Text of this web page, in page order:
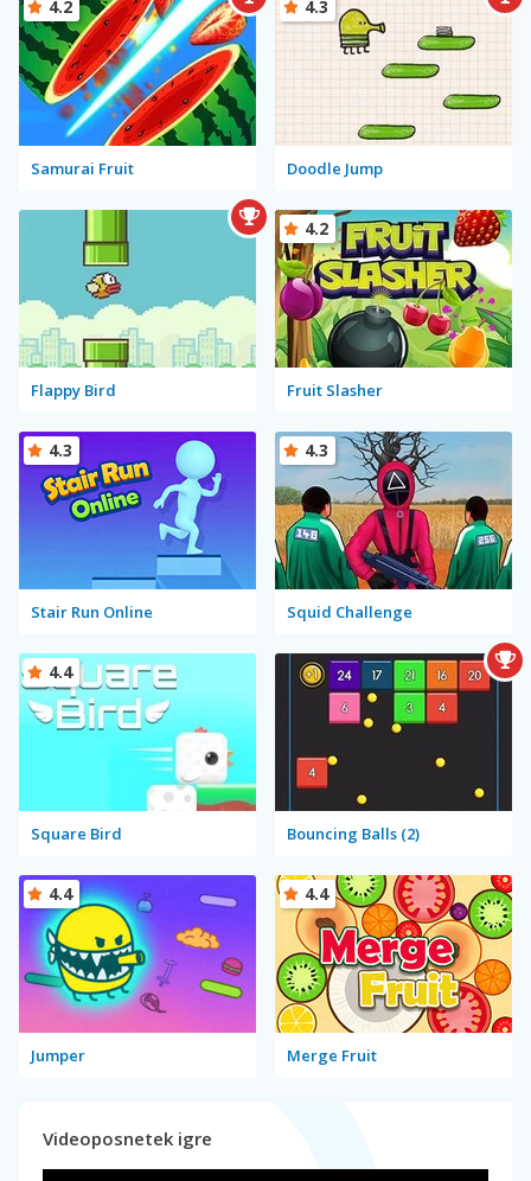
Samurai Fruit
4.2
Doodle Jump
4.3
Flappy Bird Fruit Slasher
4.2
Stair Run Online
4.3
Squid Challenge
4.3
Square Bird
4.4
Bouncing Balls (2)
Jumper
4.4
Merge Fruit
4.4
Videoposnetek igre